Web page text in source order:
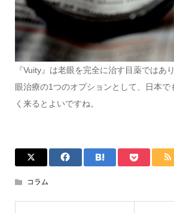
『Vuity』は老眼を完全に治す目薬ではあ
眼治療の1つのオプションとして、日本で
く来るとよいですね。
コラム